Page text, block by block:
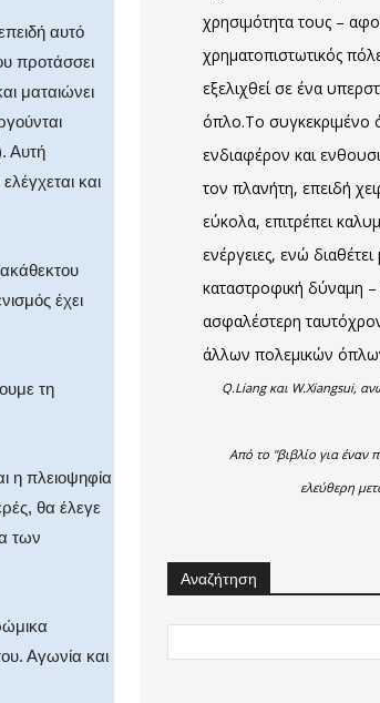
αυτό
προτάσσει
ματαιώνει
Αυτή
και
έχει
τη
η πλειοψηφία
θα έλεγε
των
Αγωνία και
χρησιμότητα τους –
χρηματοπιστωτικός
εξελιχθεί σε ένα
όπλο.Το συγκεκριμένο
ενδιαφέρον και
τον πλανήτη, επειδή
εύκολα, επιτρέπει
ενέργειες, ενώ διαθέτει
καταστροφική δύναμη –
ασφαλέστερη
άλλων πολεμικών
Q.Liang και W.Xiangsui,
Από το "βιβλίο για έναν
ελεύθερη
Αναζήτηση